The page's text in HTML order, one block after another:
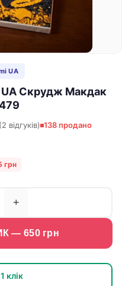
UA
UA Скрудж Макдак
(2 відгуків) 138 продано
грн
+
— 650грн
клік